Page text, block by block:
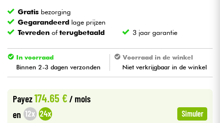
Blaasinstrument
Viool & Quatuor
Kabels & toebehoren
Gratis bezorging
Gegarandeerd lage prijzen
Tevreden ofterugbetaald 3 jaar garantie
In voorraad
Binnen 2-3 dagen verzonden
Voorraad in de winkel
Niet verkrijgbaar in de winkel
Payez174.65 €/ mois
en 12x 24x Simuler